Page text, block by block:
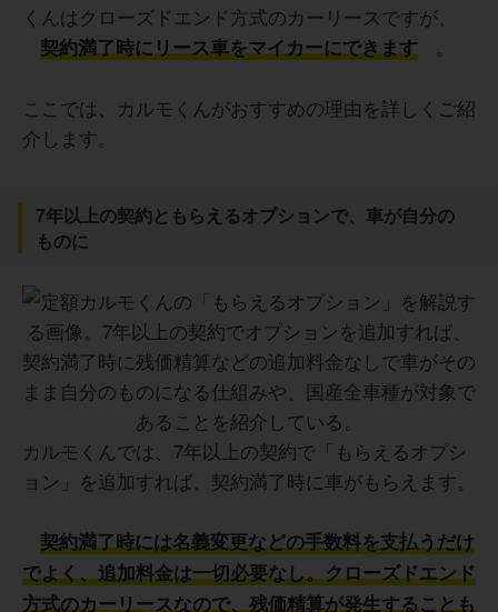
くんはクローズドエンド方式のカーリースですが、
契約満了時にリース車をマイカーにできます 。
ここでは、カルモくんがおすすめの理由を詳しくご紹
介します。
7年以上の契約ともらえるオプションで、車が自分の
ものに
カルモくんでは、7年以上の契約で「もらえるオプシ
ョン」を追加すれば、契約満了時に車がもらえます。
契約満了時には名義変更などの手数料を支払うだけ
でよく、追加料金は一切必要なし。クローズドエンド
方式のカーリースなので、残価精算が発生することも